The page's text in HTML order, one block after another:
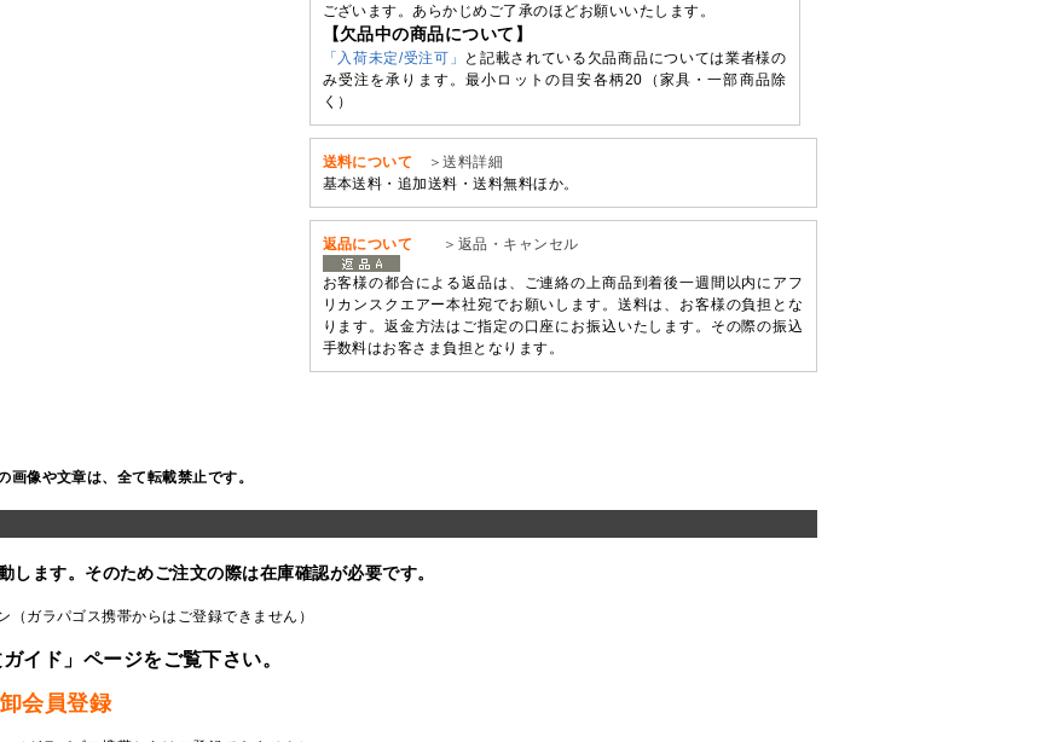
ございます。あらかじめご了承のほどお願いいたします。
【欠品中の商品について】
「入荷未定/受注可」
と記載されている欠品商品については業者様の
み受注を承ります。最小ロットの目安各柄20（家具・一部商品除
く）
送料について
＞送料詳細
基本送料・追加送料・送料無料ほか。
返品について ＞返品・キャンセル
お客様の都合による返品は、ご連絡の上商品到着後一週間以内にアフ
リカンスクエアー本社宛でお願いします。送料は、お客様の負担とな
ります。返金方法はご指定の口座にお振込いたします。その際の振込
手数料はお客さま負担となります。
画像や文章は、全て転載禁止です。
ます。そのためご注文の際は在庫確認が必要です。
ガラパゴス携帯からはご登録できません）
イド」ページをご覧下さい。
会員登録